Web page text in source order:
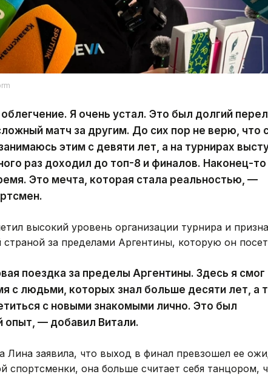
Я очень устал. Это был долгий
матч за другим. До сих пор не верю, что
этим с девяти лет, а на турнирах
раз доходил до топ-8 и финалов. Наконец-то
Это мечта, которая стала реальностью, —
высокий уровень организации турнира и
страной за пределами Аргентины, которую он
поездка за пределы Аргентины. Здесь я смог
с людьми, которых знал больше десяти лет, а
с новыми знакомыми лично. Это был
опыт, — добавил Витали.
Лина заявила, что выход в финал превзошел ее
спортсменки, она больше считает себя танцором,